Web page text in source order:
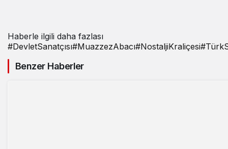
Haberle ilgili daha fazlası
#DevletSanatçısı#MuazzezAbacı#NostaljiKraliçesi#
Benzer Haberler